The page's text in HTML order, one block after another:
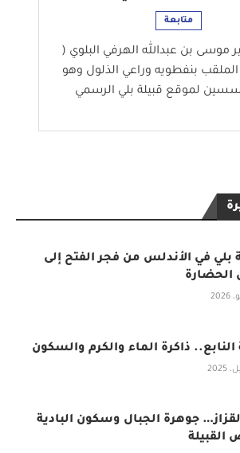
متابعة
موسى بن عبدالله الهرفي البلوي (
الملقب بنفطويه وراعي الذلول وهو
لموقع قبيلة بلي الرسمي
بلي في الأندلس من فجر الفتح إلى
الحضارة
النابع.. ذاكرة الماء والكرم والسكون
جوهرة الجبال وسكون البادية
القبيلة